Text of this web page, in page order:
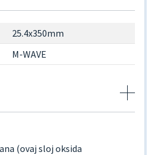
25.4x350mm
M-WAVE
(ovaj sloj oksida